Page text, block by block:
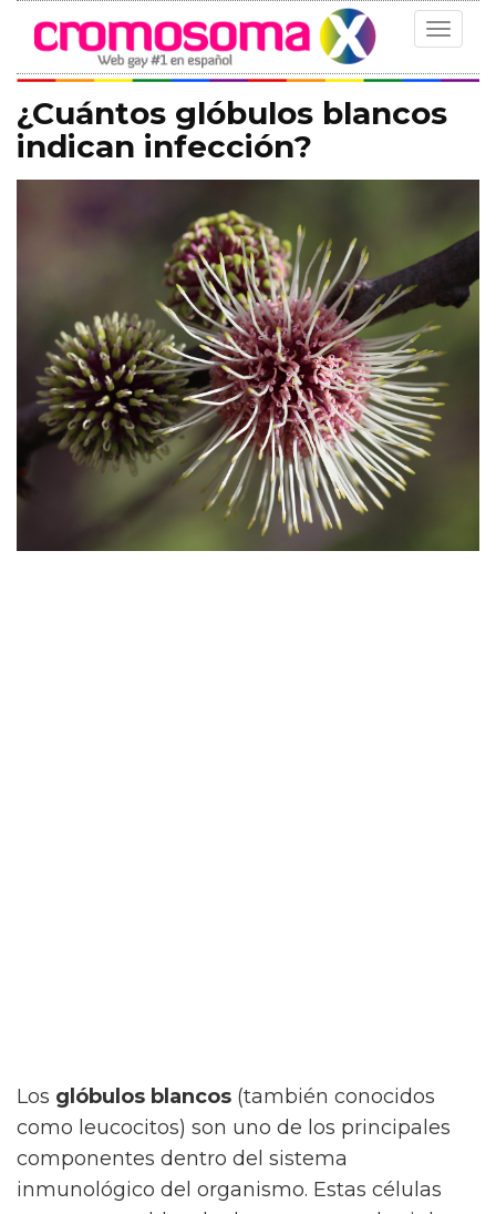
Toggle
¿Cuántos glóbulos blancos
indican infección?
Los glóbulos blancos (también conocidos
como leucocitos) son uno de los principales
componentes dentro del sistema
inmunológico del organismo. Estas células